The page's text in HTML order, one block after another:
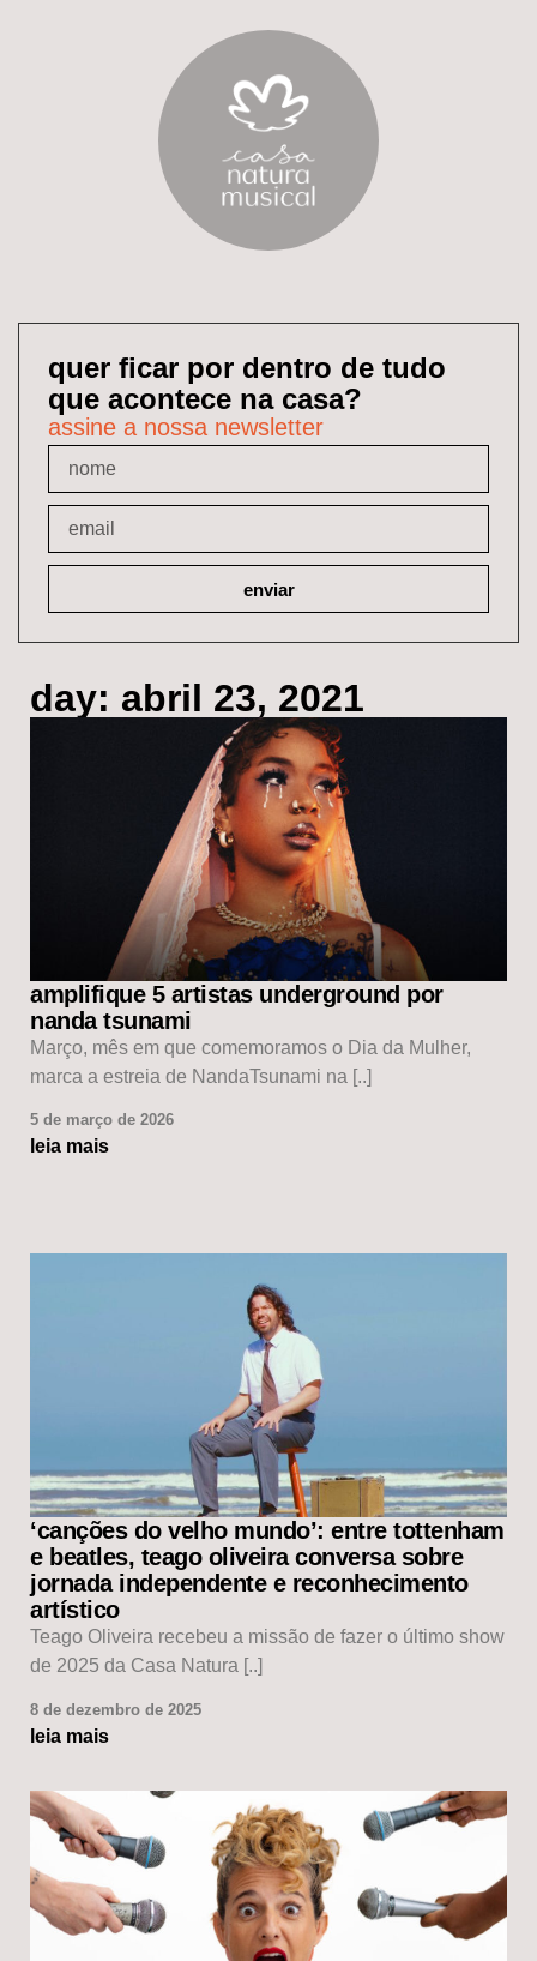
quer ficar por dentro de tudo
que acontece na casa?
assine a nossa newsletter
enviar
day: abril 23, 2021
amplifique 5 artistas underground por
nanda tsunami
Março, mês em que comemoramos o Dia da Mulher,
marca a estreia de NandaTsunami na [..]
5 de março de 2026
leia mais
‘canções do velho mundo’: entre tottenham
e beatles, teago oliveira conversa sobre
jornada independente e reconhecimento
artístico
Teago Oliveira recebeu a missão de fazer o último show
de 2025 da Casa Natura [..]
8 de dezembro de 2025
leia mais